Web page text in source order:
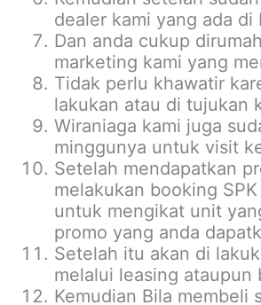
dealer kami yang ada di
Dan anda cukup
marketing kami yang
Tidak perlu khawatir
lakukan atau di tujukan
Wiraniaga kami juga
minggunya untuk visit
Setelah mendapatkan
melakukan booking
untuk mengikat unit
promo yang anda
Setelah itu akan di
melalui leasing ataupun
Kemudian Bila membeli